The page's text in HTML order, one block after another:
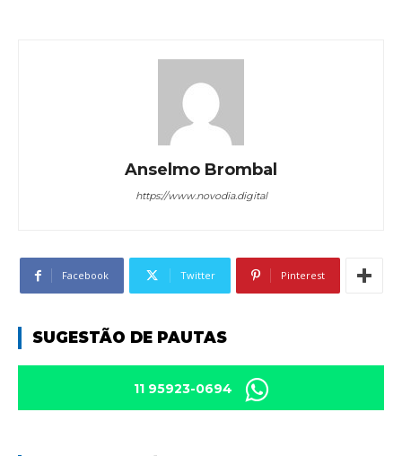
Anselmo Brombal
https://www.novodia.digital
Facebook Twitter Pinterest
SUGESTÃO DE PAUTAS
11 95923-0694